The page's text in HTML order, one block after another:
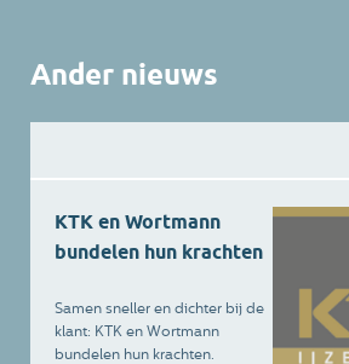
Ander nieuws
KTK en Wortmann
bundelen hun krachten
Samen sneller en dichter bij de
klant: KTK en Wortmann
bundelen hun krachten.